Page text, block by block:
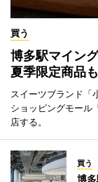
買う
博多駅マイン
夏季限定商品も
スイーツブランド「
ショッピングモール
店する。
買う
博